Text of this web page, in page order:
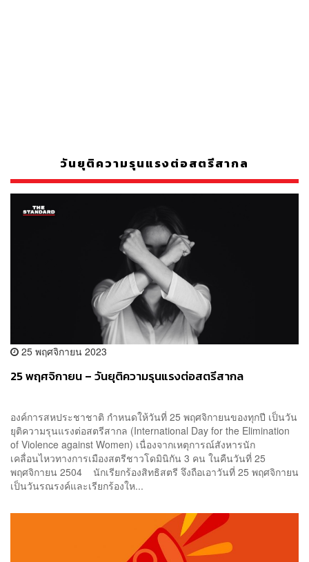
วันยุติความรุนแรงต่อสตรีสากล
25 พฤศจิกายน 2023
25 พฤศจิกายน – วันยุติความรุนแรงต่อสตรีสากล
องค์การสหประชาชาติ กำหนดให้วันที่ 25 พฤศจิกายนของทุกปี เป็นวัน
ยุติความรุนแรงต่อสตรีสากล (International Day for the Elimination
of Violence against Women) เนื่องจากเหตุการณ์สังหารนัก
เคลื่อนไหวทางการเมืองสตรีชาวโดมินิกัน 3 คน ในคืนวันที่ 25
พฤศจิกายน 2504 นักเรียกร้องสิทธิสตรี จึงถือเอาวันที่ 25 พฤศจิกายน
เป็นวันรณรงค์และเรียกร้องให...